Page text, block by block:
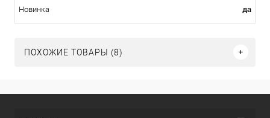
Новинка да
ПОХОЖИЕ ТОВАРЫ (8)